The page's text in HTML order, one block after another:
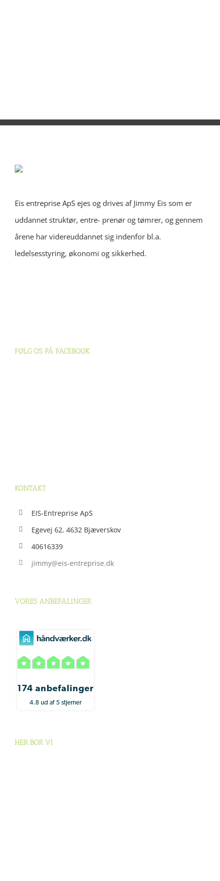
Eis entreprise ApS ejes og drives af Jimmy Eis som er
uddannet struktør, entre- prenør og tømrer, og gennem
årene har videreuddannet sig indenfor bl.a.
ledelsesstyring, økonomi og sikkerhed.
FØLG OS PÅ FACEBOOK
KONTAKT
EIS-Entreprise ApS
Egevej 62, 4632 Bjæverskov
40616339
jimmy@eis-entreprise.dk
VORES ANBEFALINGER
174 anbefalinger
4.8 ud af 5 stjerner
HER BOR VI